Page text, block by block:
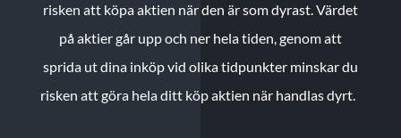
risken att köpa aktien när den är som dyrast. Värdet
på aktier går upp och ner hela tiden, genom att
sprida ut dina inköp vid olika tidpunkter minskar du
risken att göra hela ditt köp aktien när handlas dyrt.